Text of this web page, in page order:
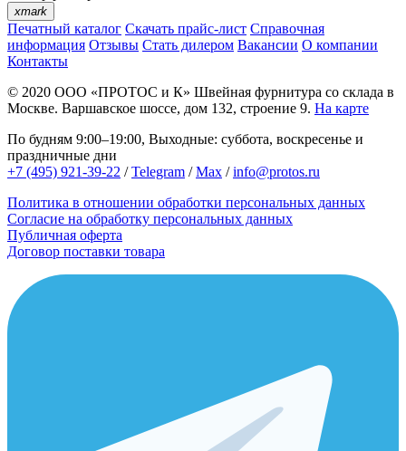
xmark
Печатный каталог Скачать прайс-лист Справочная
информация Отзывы Стать дилером Вакансии О компании
Контакты
© 2020 ООО «ПРОТОС и К» Швейная фурнитура со склада в
Москве. Варшавское шоссе, дом 132, строение 9. На карте
По будням 9:00–19:00, Выходные: суббота, воскресенье и
праздничные дни
+7 (495) 921-39-22 /Telegram /Max /info@protos.ru
Политика в отношении обработки персональных данных
Согласие на обработку персональных данных
Публичная оферта
Договор поставки товара